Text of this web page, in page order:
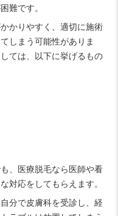
難です。
かりやすく、適切に施術
しまう可能性がありま
ては、以下に挙げるもの
、医療脱毛なら医師や看
対応をしてもらえます。
分で皮膚科を受診し、経